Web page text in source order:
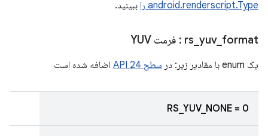
android.renderscript.Type را
ببینید.
rs yuv_ format : فرمت YUV
یک enum با مقادیر زیر: در سطح 24 API اضافه شده است
RS_YUV_NONE = 0